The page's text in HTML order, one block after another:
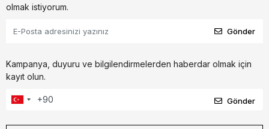
olmak istiyorum.
Gönder
Kampanya, duyuru ve bilgilendirmelerden haberdar olmak için
kayıt olun.
Gönder